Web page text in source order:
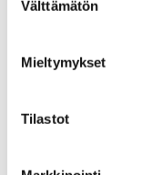
valinta
Välttämätön
Mieltymykset
Tilastot